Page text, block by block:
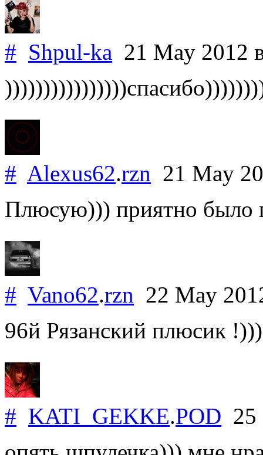
# Shpul-ka 21 May 2012
# Alexus62.rzn 21 May
Плюсую))) приятно было
# Vano62.rzn 22 May
96й Рязанский плюсик !)))
# KATI_GEKKE.POD